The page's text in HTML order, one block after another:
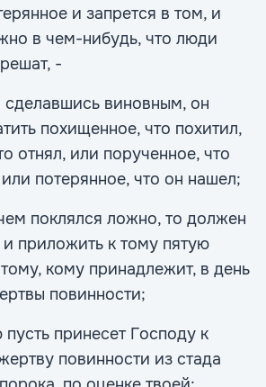
и запрется в том, и
в чем-нибудь, что люди
-
сделавшись виновным, он
похищенное, что похитил,
отнял, или порученное, что
потерянное, что он нашел;
поклялся ложно, то должен
и приложить к тому пятую
кому принадлежит, в день
повинности;
принесет Господу к
повинности из стада